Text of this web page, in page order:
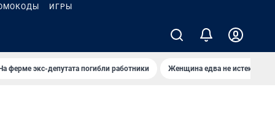
ИГРЫ
На ферме экс-депутата погибли работники Женщина едва не истекла